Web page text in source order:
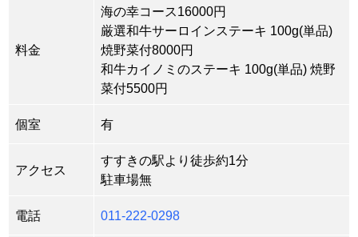
料金
海の幸コース16000円
厳選和牛サーロインステーキ 100g(単品)
焼野菜付8000円
和牛カイノミのステーキ 100g(単品) 焼野
菜付5500円
個室 有
アクセス
すすきの駅より徒歩約1分
駐車場無
電話 011-222-0298